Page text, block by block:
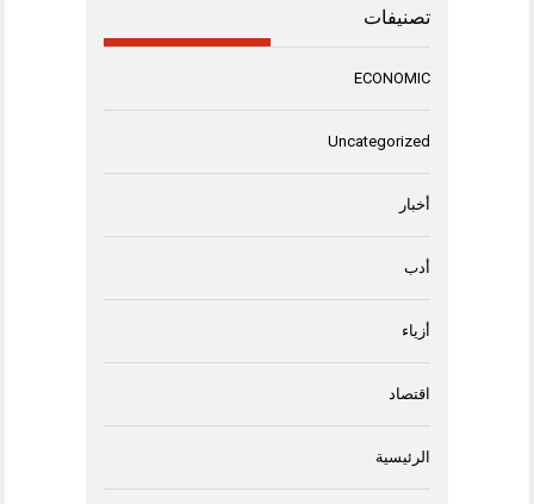
تصنيفات
ECONOMIC
Uncategorized
أخبار
أدب
أزياء
اقتصاد
الرئيسية